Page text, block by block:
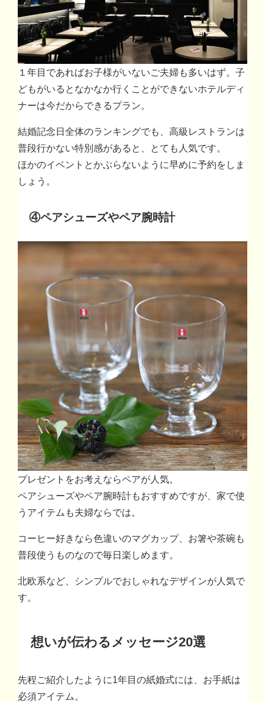
１年目であればお子様がいないご夫婦も多いはず。子
どもがいるとなかなか行くことができないホテルディ
ナーは今だからできるプラン。
結婚記念日全体のランキングでも、高級レストランは
普段行かない特別感があると、とても人気です。
ほかのイベントとかぶらないように早めに予約をしま
しょう。
④ペアシューズやペア腕時計
プレゼントをお考えならペアが人気。
ペアシューズやペア腕時計もおすすめですが、家で使
うアイテムも夫婦ならでは。
コーヒー好きなら色違いのマグカップ、お箸や茶碗も
普段使うものなので毎日楽しめます。
北欧系など、シンプルでおしゃれなデザインが人気で
す。
想いが伝わるメッセージ20選
先程ご紹介したように1年目の紙婚式には、お手紙は
必須アイテム。